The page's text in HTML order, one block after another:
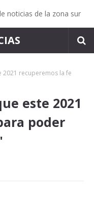
noticias de la zona sur
2021 recuperemos la fe
este 2021
poder